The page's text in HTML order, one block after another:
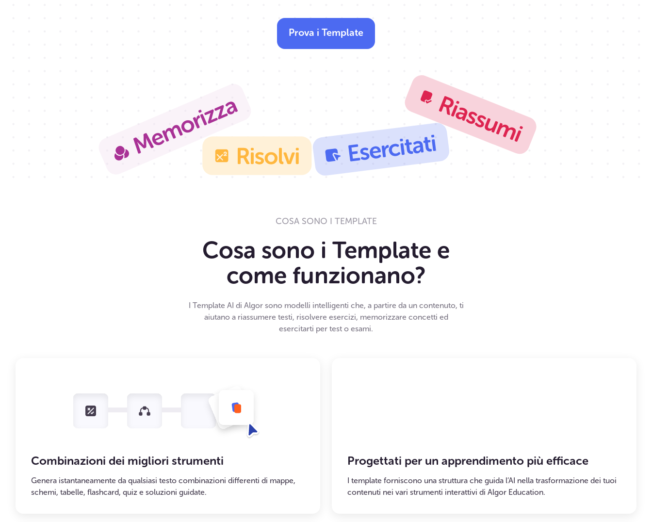
Prova i Template
COSA SONO I TEMPLATE
Cosa sono i Template e
come funzionano?
I Template AI di Algor sono modelli intelligenti che, a partire da un contenuto, ti
aiutano a riassumere testi, risolvere esercizi, memorizzare concetti ed
esercitarti per test o esami.
Combinazioni dei migliori strumenti
Genera istantaneamente da qualsiasi testo combinazioni differenti di mappe,
schemi, tabelle, flashcard, quiz e soluzioni guidate.
Progettati per un apprendimento più efficace
I template forniscono una struttura che guida l’AI nella trasformazione dei tuoi
contenuti nei vari strumenti interattivi di Algor Education.